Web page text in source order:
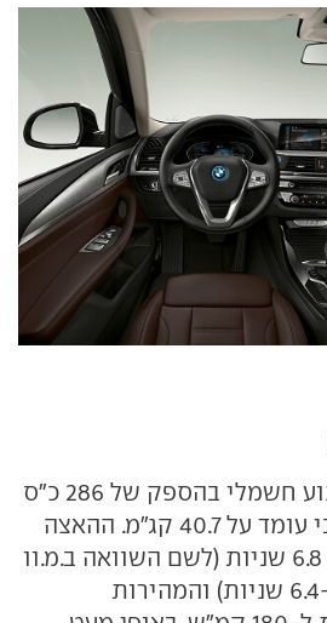
ב.מ.וו iX3 מצויד במנוע חשמלי בהספק של 286 כ"ס
בעוד המומנט המירבי עומד על 40.7 קג"מ. ההאצה
ל-100 קמ"ש אורכת 6.8 שניות (לשם השוואה ב.מ.וו
X3 30i עושה זאת ב-6.4 שניות) והמהירות